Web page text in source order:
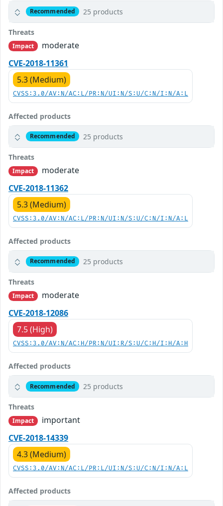
Recommended 25 products
Threats
Impact
moderate
CVE-2018-11361
5.3 (Medium)
CVSS:3.0/AV:N/AC:L/PR:N/UI:N/S:U/C:N/I:N/A:L
Affected products
Recommended 25 products
Threats
Impact
moderate
CVE-2018-11362
5.3 (Medium)
CVSS:3.0/AV:N/AC:L/PR:N/UI:N/S:U/C:N/I:N/A:L
Affected products
Recommended 25 products
Threats
Impact
moderate
CVE-2018-12086
7.5 (High)
CVSS:3.0/AV:N/AC:H/PR:N/UI:R/S:U/C:H/I:H/A:H
Affected products
Recommended 25 products
Threats
Impact
important
CVE-2018-14339
4.3 (Medium)
CVSS:3.0/AV:N/AC:L/PR:L/UI:N/S:U/C:N/I:N/A:L
Affected products